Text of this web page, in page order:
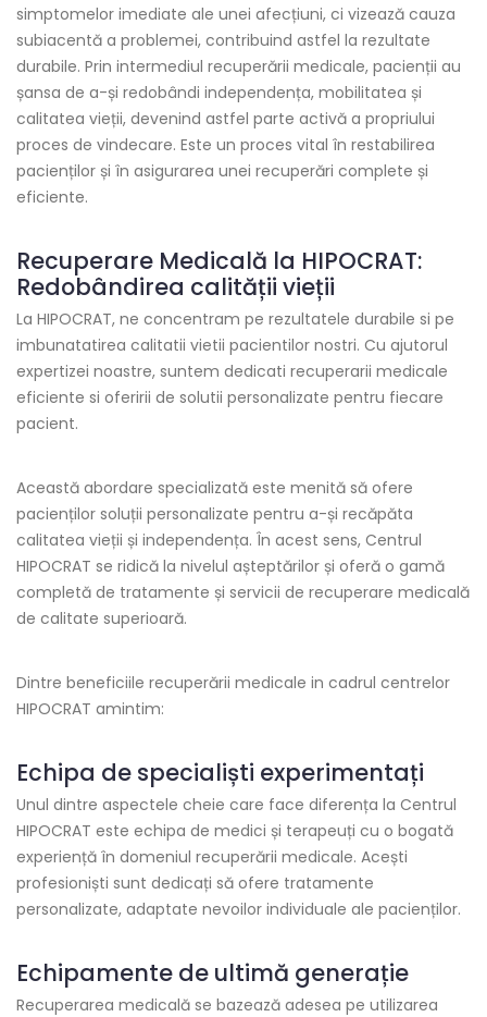
simptomelor imediate ale unei afecțiuni, ci vizează cauza
subiacentă a problemei, contribuind astfel la rezultate
durabile. Prin intermediul recuperării medicale, pacienții au
șansa de a-și redobândi independența, mobilitatea și
calitatea vieții, devenind astfel parte activă a propriului
proces de vindecare. Este un proces vital în restabilirea
pacienților și în asigurarea unei recuperări complete și
eficiente.
Recuperare Medicală la HIPOCRAT:
Redobândirea calității vieții
La HIPOCRAT, ne concentram pe rezultatele durabile si pe
imbunatatirea calitatii vietii pacientilor nostri. Cu ajutorul
expertizei noastre, suntem dedicati recuperarii medicale
eficiente si oferirii de solutii personalizate pentru fiecare
pacient.
Această abordare specializată este menită să ofere
pacienților soluții personalizate pentru a-și recăpăta
calitatea vieții și independența. În acest sens, Centrul
HIPOCRAT se ridică la nivelul așteptărilor și oferă o gamă
completă de tratamente și servicii de recuperare medicală
de calitate superioară.
Dintre beneficiile recuperării medicale in cadrul centrelor
HIPOCRAT amintim:
Echipa de specialiști experimentați
Unul dintre aspectele cheie care face diferența la Centrul
HIPOCRAT este echipa de medici și terapeuți cu o bogată
experiență în domeniul recuperării medicale. Acești
profesioniști sunt dedicați să ofere tratamente
personalizate, adaptate nevoilor individuale ale pacienților.
Echipamente de ultimă generație
Recuperarea medicală se bazează adesea pe utilizarea